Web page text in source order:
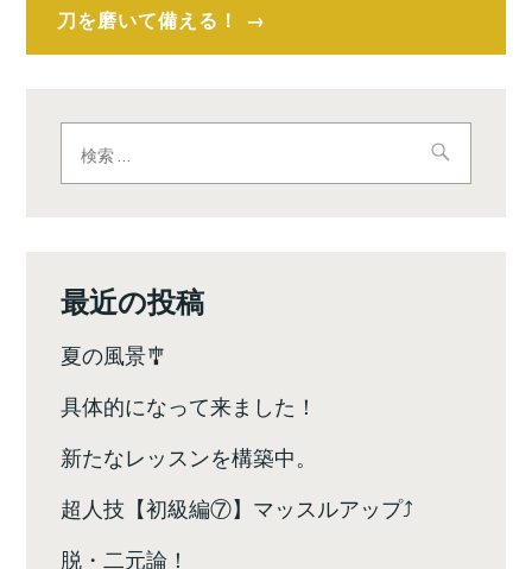
ナ
ビ
ゲ
ン
刀を磨いて備える！
索:
最近の投稿
夏の風景🎐
具体的になって来ました！
新たなレッスンを構築中。
超人技【初級編⑦】マッスルアップ⤴️
脱・二元論！